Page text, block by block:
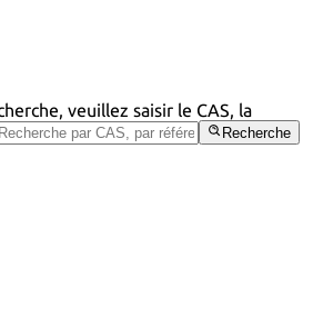
veuillez saisir le CAS, la
Recherche